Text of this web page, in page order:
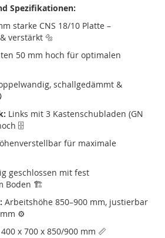
Spezifikationen:
starke CNS 18/10 Platte –
verstärkt 🔩
50 mm hoch für optimalen
schallgedämmt &
Links mit 3 Kastenschubladen (GN
🗄
für maximale
geschlossen mit fest
Boden 🏗
Arbeitshöhe 850–900 mm, justierbar
⚙
x 700 x 850/900 mm 📏